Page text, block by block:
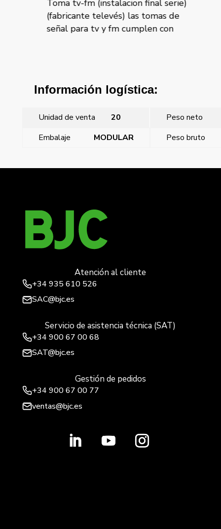
Toma tv-fm (instalacion final serie)
(fabricante televés) las tomas de
señal para tv y fm cumplen con
Información logística:
Unidad de venta 20
Peso neto
Embalaje
MODULAR Peso bruto
Atención al cliente
+34 935 610 526
SAC@bjc.es
Servicio de asistencia técnica (SAT)
+34 900 67 00 68
SAT@bjc.es
Gestión de pedidos
+34 900 67 00 77
ventas@bjc.es